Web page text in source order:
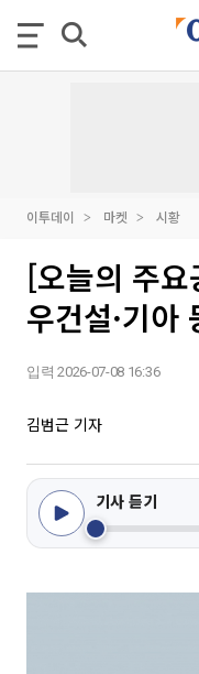
이투데이 마켓 시황
[오늘의 주요
우건설·기아
입력 2026-07-08 16:36
김범근 기자
기사 듣기